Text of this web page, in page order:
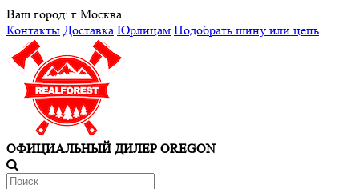
Ваш город: г Москва
Контакты Доставка Юрлицам Подобрать шину или цепь
ОФИЦИАЛЬНЫЙ ДИЛЕР OREGON